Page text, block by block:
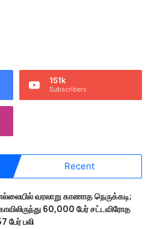
151k
Subscribers
Recent
வரலாறு காணாத நெருக்கடி;
60,000 பேர் சட்டவிரோத
பேர் பலி